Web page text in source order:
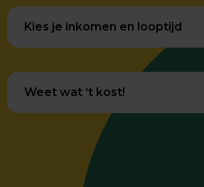
Kies je inkomen en looptijd
Weet wat ‘t kost!